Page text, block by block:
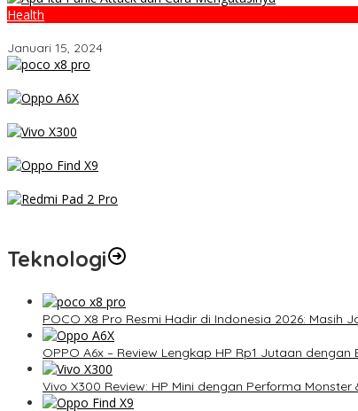
Health
Januari 15, 2024
Teknologi
POCO X8 Pro Resmi Hadir di Indonesia 2026: Masih
OPPO A6x – Review Lengkap HP Rp1 Jutaan
Vivo X300 Review: HP Mini dengan Performa Monster